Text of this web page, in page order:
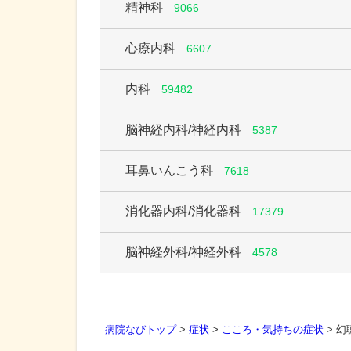
精神科 9066
心療内科 6607
内科 59482
脳神経内科/神経内科 5387
耳鼻いんこう科 7618
消化器内科/消化器科 17379
脳神経外科/神経外科 4578
病院なびトップ> 症状 > こころ・気持ちの症状 > 幻